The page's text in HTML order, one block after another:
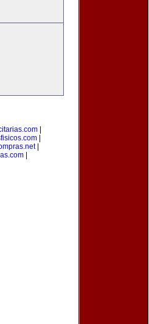
|
|
|